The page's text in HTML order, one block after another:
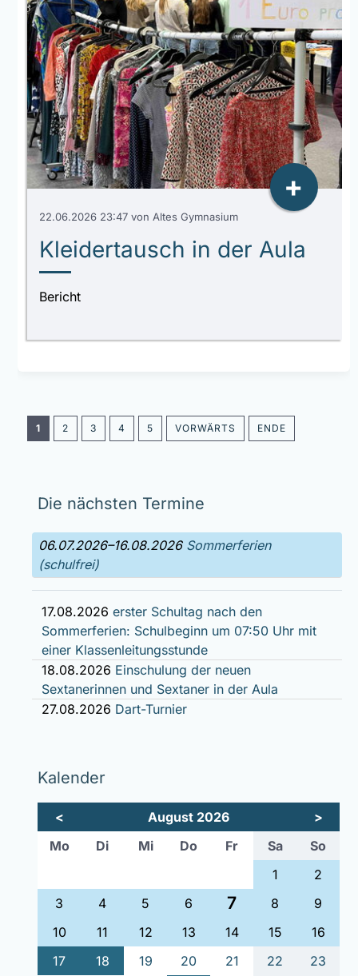
22.06.2026 23:47 von Altes Gymnasium
Kleidertausch in der Aula
Bericht
+
1 2 3 4 5 VORWÄRTS ENDE
Die nächsten Termine
06.07.2026–16.08.2026 Sommerferien
(schulfrei)
17.08.2026 erster Schultag nach den
Sommerferien: Schulbeginn um 07:50 Uhr mit
einer Klassenleitungsstunde
18.08.2026 Einschulung der neuen
Sextanerinnen und Sextaner in der Aula
27.08.2026 Dart-Turnier
Kalender
< August 2026
>
Montag Dienstag
Mittwoch
Donnerstag
FreitagSamstag
So
1
2
3
4 5 6 7 8
9
10
11 12 13 14 15
16
17
18 19 20 21 22
23